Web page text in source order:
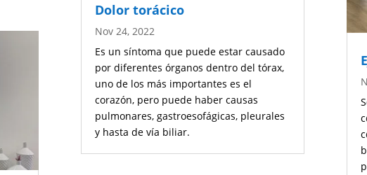
Dolor torácico
Nov 24, 2022
Es un síntoma que puede estar causado
por diferentes órganos dentro del tórax,
uno de los más importantes es el
corazón, pero puede haber causas
pulmonares, gastroesofágicas, pleurales
y hasta de vía biliar.